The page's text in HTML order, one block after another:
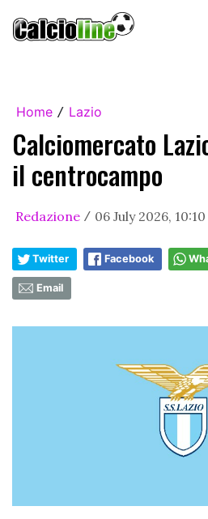
Home / Lazio
Calciomercato
il centrocampo
Redazione / 06 July 2026, 10:10
Twitter Facebook
Email